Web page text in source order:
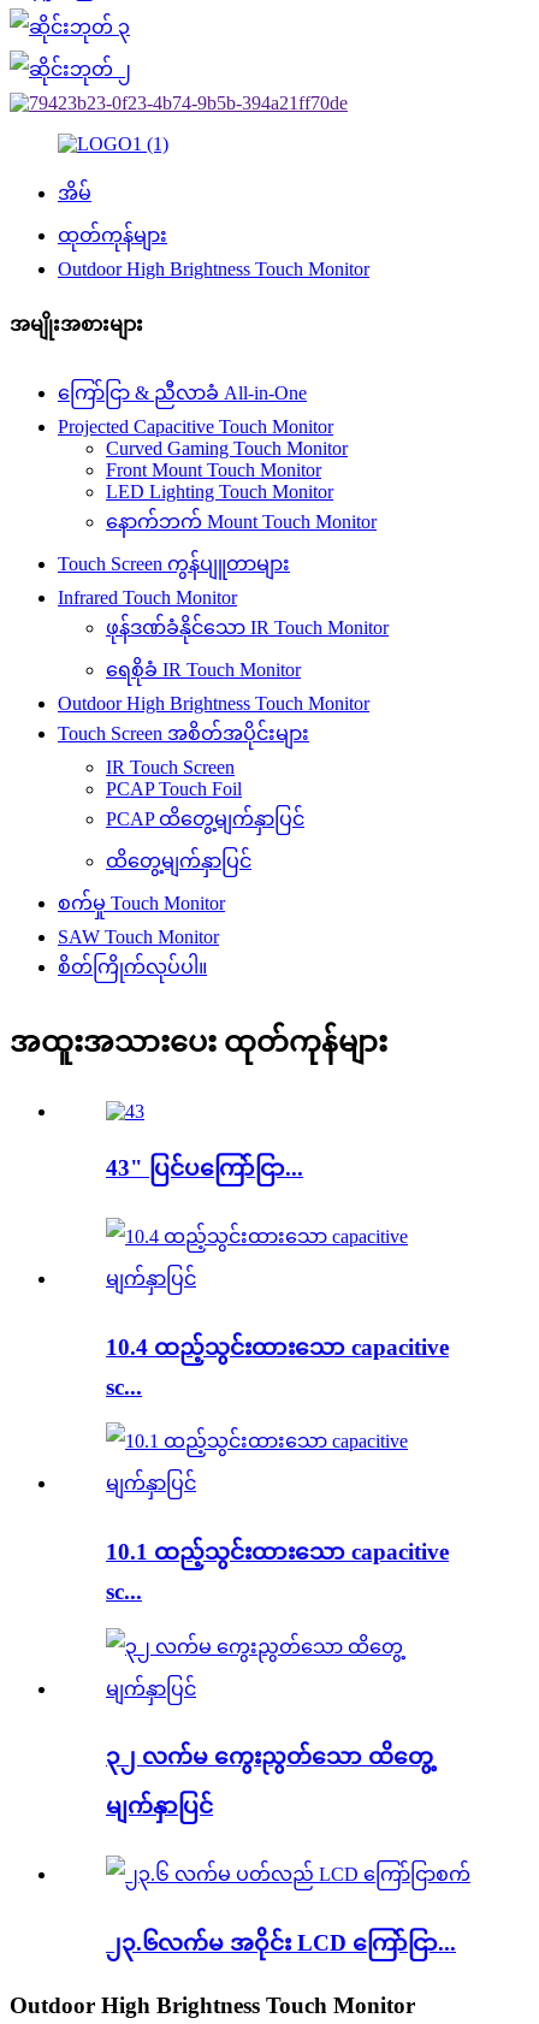
အိမ်
ထုတ်ကုန်များ
Outdoor High Brightness Touch Monitor
အမျိုးအစားများ
ကြော်ငြာ & ညီလာခံ All-in-One
Projected Capacitive Touch Monitor
Curved Gaming Touch Monitor
Front Mount Touch Monitor
LED Lighting Touch Monitor
နောက်ဘက် Mount Touch Monitor
Touch Screen ကွန်ပျူတာများ
Infrared Touch Monitor
ဖုန်ဒဏ်ခံနိုင်သော IR Touch Monitor
ရေစိုခံ IR Touch Monitor
Outdoor High Brightness Touch Monitor
Touch Screen အစိတ်အပိုင်းများ
IR Touch Screen
PCAP Touch Foil
PCAP ထိတွေ့မျက်နှာပြင်
ထိတွေ့မျက်နှာပြင်
စက်မှု Touch Monitor
SAW Touch Monitor
စိတ်ကြိုက်လုပ်ပါ။
အထူးအသားပေး ထုတ်ကုန်များ
43" ပြင်ပကြော်ငြာ...
10.4 ထည့်သွင်းထားသော capacitive
sc...
10.1 ထည့်သွင်းထားသော capacitive
sc...
၃၂ လက်မ ကွေးညွတ်သော ထိတွေ့
မျက်နှာပြင်
၂၃.၆လက်မ အဝိုင်း LCD ကြော်ငြာ...
Outdoor High Brightness Touch Monitor